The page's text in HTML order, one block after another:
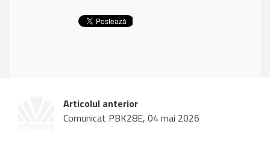
Articolul anterior
Comunicat PBK28E, 04 mai 2026